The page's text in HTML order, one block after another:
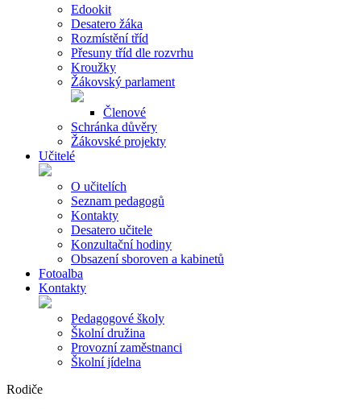
Edookit
Desatero žáka
Rozmístění tříd
Přesuny tříd dle rozvrhu
Kroužky
Žákovský parlament
Členové
Schránka důvěry
Žákovské projekty
Učitelé
O učitelích
Seznam pedagogů
Kontakty
Desatero učitele
Konzultační hodiny
Obsazení sboroven a kabinetů
Fotoalba
Kontakty
Pedagogové školy
Školní družina
Provozní zaměstnanci
Školní jídelna
Rodiče